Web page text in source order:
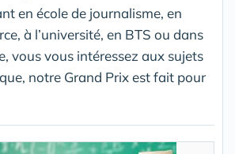
en école de journalisme, en
à l’université, en BTS ou dans
vous vous intéressez aux sujets
notre Grand Prix est fait pour